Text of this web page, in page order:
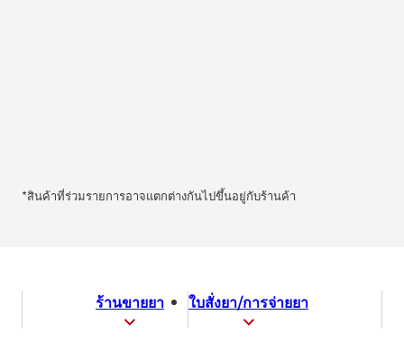
*สินค้าที่ร่วมรายการอาจแตกต่างกันไปขึ้นอยู่กับร้านค้า
ร้านขายยา ใบสั่งยา/การจ่ายยา